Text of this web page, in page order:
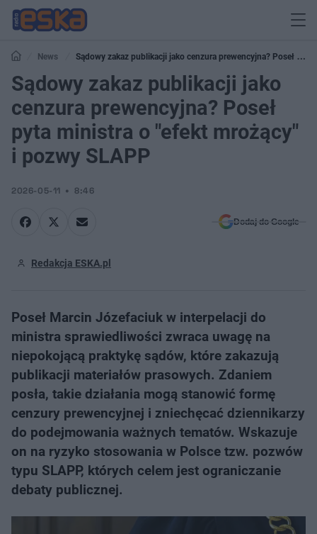
News
Sądowy zakaz publikacji jako cenzura prewencyjna? Poseł pyta
ministra o "efekt mrożący" i pozwy SLAPP
Sądowy zakaz publikacji jako
cenzura prewencyjna? Poseł
pyta ministra o "efekt mrożący"
i pozwy SLAPP
2026-05-11 8:46
Dodaj do Google
Redakcja ESKA.pl
Poseł Marcin Józefaciuk w interpelacji do
ministra sprawiedliwości zwraca uwagę na
niepokojącą praktykę sądów, które zakazują
publikacji materiałów prasowych. Zdaniem
posła, takie działania mogą stanowić formę
cenzury prewencyjnej i zniechęcać dziennikarzy
do podejmowania ważnych tematów. Wskazuje
on na ryzyko stosowania w Polsce tzw. pozwów
typu SLAPP, których celem jest ograniczanie
debaty publicznej.